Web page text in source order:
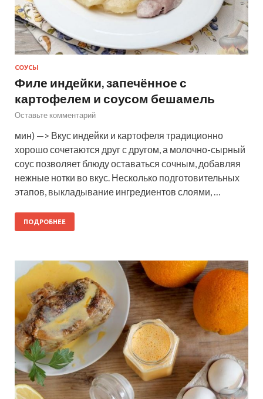
СОУСЫ
Филе индейки, запечённое с
картофелем и соусом бешамель
Оставьте комментарий
мин) —> Вкус индейки и картофеля традиционно
хорошо сочетаются друг с другом, а молочно-сырный
соус позволяет блюду оставаться сочным, добавляя
нежные нотки во вкус. Несколько подготовительных
этапов, выкладывание ингредиентов слоями, …
ПОДРОБНЕЕ